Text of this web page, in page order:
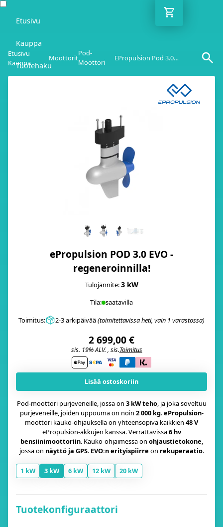
Etusivu
Kauppa
Tuotehaku
Etusivu
Kauppa
Moottorit
Pod-
Moottori
EPropulsion Pod 3.0 EVO
ePropulsion POD 3.0 EVO -
regeneroinnilla!
Tulojännite:3 kW
Tila: saatavilla
Toimitus:
2-3 arkipäivää(toimitettavissa heti, vain 1 varastossa)
2 699,00 €
sis. 19% ALV. , sis.Toimitus
Lisää ostoskoriin
Pod-moottori purjeveneille, jossa on 3 kW teho, ja joka soveltuu
purjeveneille, joiden uppouma on noin 2 000 kg.ePropulsion-
moottori kauko-ohjauksella on yhteensopiva kaikkien 48 V
ePropulsion-akkujen kanssa. Verrattavissa6 hv
bensiinimoottoriin. Kauko-ohjaimessa on ohjaustietokone,
jossa on näyttö ja GPS. EVO:n erityispiirre on rekuperaatio.
1 kW 3 kW 6 kW 12 kW 20 kW
Tuotekonfiguraattori